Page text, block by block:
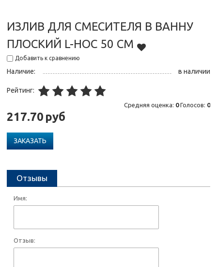
ИЗЛИВ ДЛЯ СМЕСИТЕЛЯ В ВАННУ
ПЛОСКИЙ L-НОС 50 СМ
Добавить к сравнению
Наличие: в наличии
Рейтинг:
Средняя оценка: 0Голосов: 0
217.70 руб
ЗАКАЗАТЬ
Отзывы
Имя:
Отзыв: